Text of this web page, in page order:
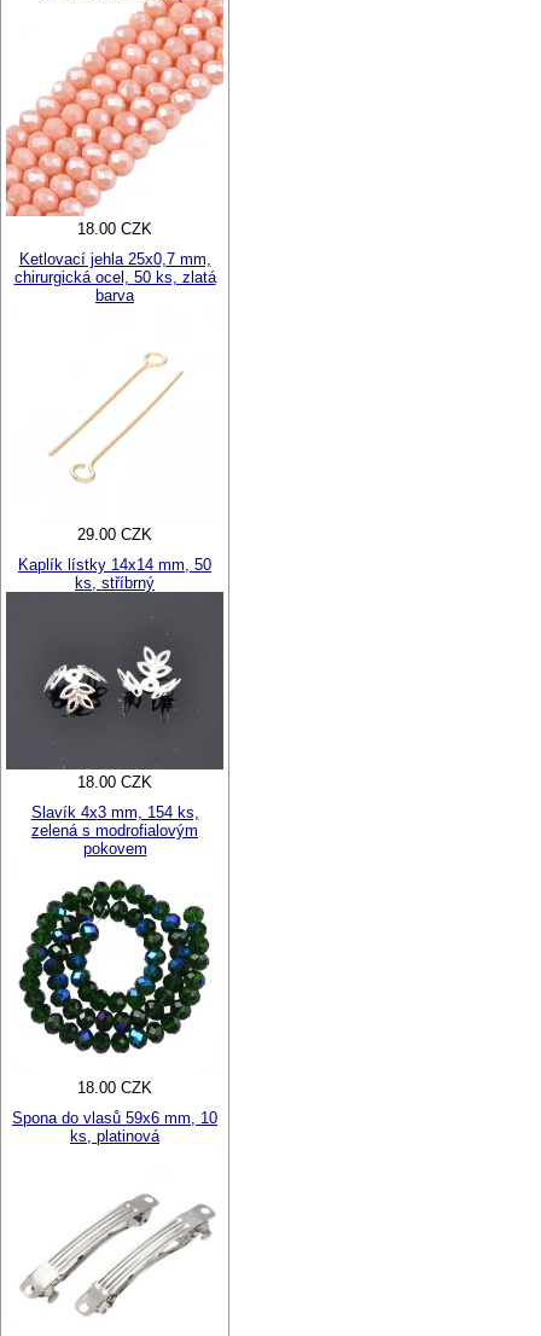
18.00 CZK
Ketlovací jehla 25x0,7 mm,
chirurgická ocel, 50 ks, zlatá
barva
29.00 CZK
Kaplík lístky 14x14 mm, 50
ks, stříbrný
18.00 CZK
Slavík 4x3 mm, 154 ks,
zelená s modrofialovým
pokovem
18.00 CZK
Spona do vlasů 59x6 mm, 10
ks, platinová